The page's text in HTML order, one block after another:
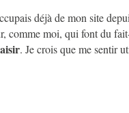
déjà de mon site
comme moi, qui font du
. Je crois que me sentir